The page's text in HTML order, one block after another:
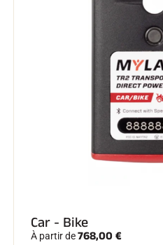
Car - Bike
À partir de768,00 €